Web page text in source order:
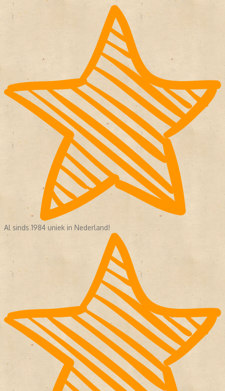
Al sinds 1984 uniek in Nederland!